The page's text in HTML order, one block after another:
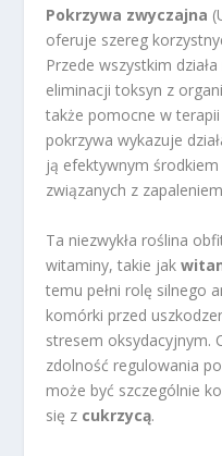
Pokrzywa zwyczajna
oferuje szereg
Przede wszystkim
eliminacji toksyn z
także pomocne w
pokrzywa wykazuje
ją efektywnym
związanych z
Ta niezwykła roślina
witaminy, takie jak
temu pełni rolę silnego
komórki przed
stresem oksydacyjnym.
zdolność regulowania
może być szczególnie
się z cukrzycą.